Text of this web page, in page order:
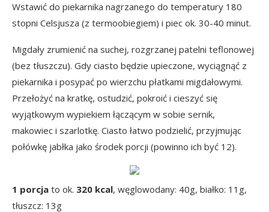
Wstawić do piekarnika nagrzanego do temperatury 180
stopni Celsjusza (z termoobiegiem) i piec ok. 30-40 minut.
Migdały zrumienić na suchej, rozgrzanej patelni teflonowej
(bez tłuszczu). Gdy ciasto będzie upieczone, wyciągnąć z
piekarnika i posypać po wierzchu płatkami migdałowymi.
Przełożyć na kratkę, ostudzić, pokroić i cieszyć się
wyjątkowym wypiekiem łączącym w sobie sernik,
makowiec i szarlotkę. Ciasto łatwo podzielić, przyjmując
połówkę jabłka jako środek porcji (powinno ich być 12).
1 porcja to ok. 320 kcal, węglowodany: 40g, białko: 11g,
tłuszcz: 13g